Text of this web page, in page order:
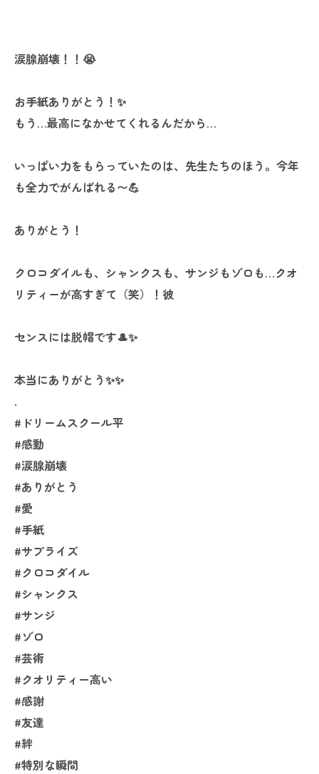
涙腺崩壊！！😭
お手紙ありがとう！✨
もう…最高になかせてくれるんだから…
いっぱい力をもらっていたのは、先生たちのほう。今年
も全力でがんばれる〜💪
ありがとう！
クロコダイルも、シャンクスも、サンジもゾロも…クオ
リティーが高すぎて（笑）！彼
センスには脱帽です🎩✨
本当にありがとう✨✨
.
#ドリームスクール平
#感動
#涙腺崩壊
#ありがとう
#愛
#手紙
#サプライズ
#クロコダイル
#シャンクス
#サンジ
#ゾロ
#芸術
#クオリティー高い
#感謝
#友達
#絆
#特別な瞬間